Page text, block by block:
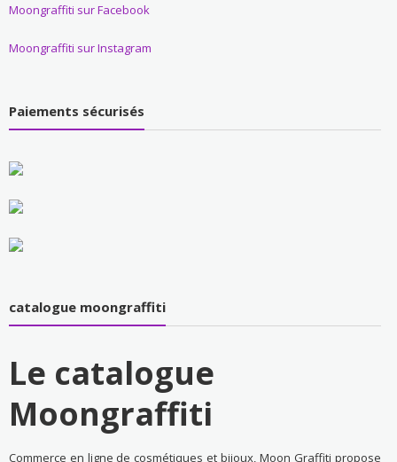
Moongraffiti sur Facebook
Moongraffiti sur Instagram
Paiements sécurisés
catalogue moongraffiti
Le catalogue
Moongraffiti
Commerce en ligne de cosmétiques et bijoux, Moon Graffiti propose